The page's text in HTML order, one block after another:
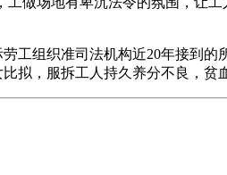
组织准司法机构近20年接到的
拟，服拆工人持久养分不良，贫